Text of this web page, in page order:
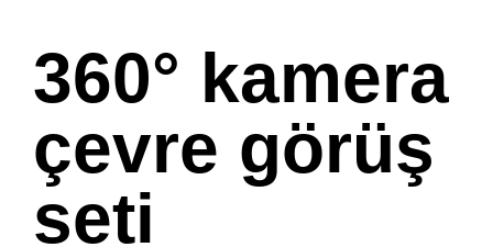
360° kamera
çevre görüş
seti